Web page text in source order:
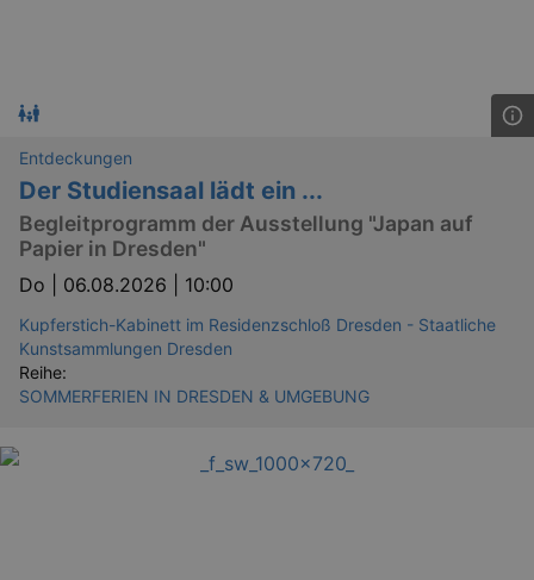
Entdeckungen
Der Studiensaal lädt ein ...
Begleitprogramm der Ausstellung "Japan auf
Papier in Dresden"
Do | 06.08.2026 | 10:00
Kupferstich-Kabinett im Residenzschloß Dresden - Staatliche
Kunstsammlungen Dresden
Reihe:
SOMMERFERIEN IN DRESDEN & UMGEBUNG